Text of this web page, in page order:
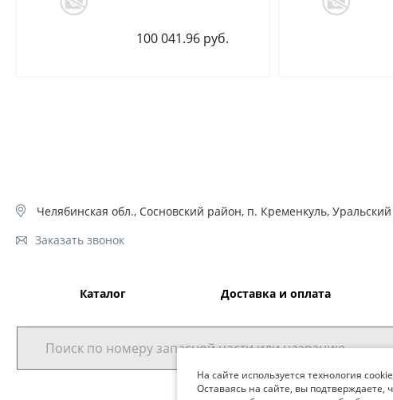
100 041.96 руб.
Челябинская обл., Сосновский район, п. Кременкуль, Уральский
Заказать звонок
Каталог Доставка и оплата
На сайте используется технология
Оставаясь на сайте, вы подтверждаете,